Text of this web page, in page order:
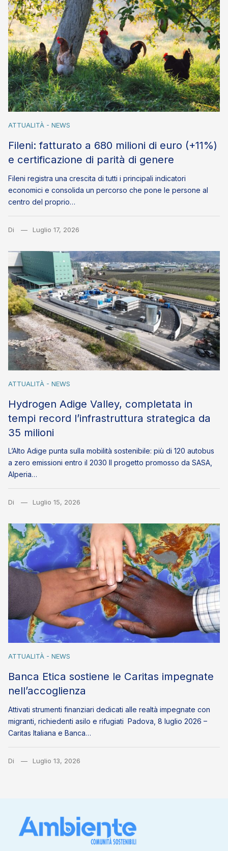
ATTUALITÀ - NEWS
Fileni: fatturato a 680 milioni di euro (+11%)
e certificazione di parità di genere
Fileni registra una crescita di tutti i principali indicatori
economici e consolida un percorso che pone le persone al
centro del proprio…
Di Luglio 17, 2026
ATTUALITÀ - NEWS
Hydrogen Adige Valley, completata in
tempi record l’infrastruttura strategica da
35 milioni
L’Alto Adige punta sulla mobilità sostenibile: più di 120 autobus
a zero emissioni entro il 2030 Il progetto promosso da SASA,
Alperia…
Di Luglio 15, 2026
ATTUALITÀ - NEWS
Banca Etica sostiene le Caritas impegnate
nell’accoglienza
Attivati strumenti finanziari dedicati alle realtà impegnate con
migranti, richiedenti asilo e rifugiati Padova, 8 luglio 2026 –
Caritas Italiana e Banca…
Di Luglio 13, 2026